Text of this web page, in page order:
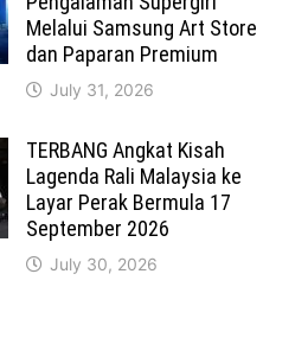
Melalui Samsung Art Store
dan Paparan Premium
July 31, 2026
TERBANG Angkat Kisah
Lagenda Rali Malaysia ke
Layar Perak Bermula 17
September 2026
July 30, 2026